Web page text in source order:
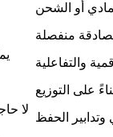
أو الشحن
منفصلة
والتفاعلية
على التوزيع
الحفظ